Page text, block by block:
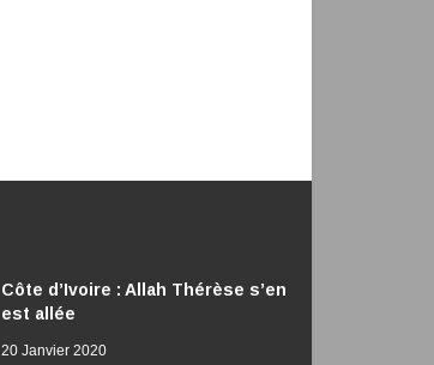
Côte d’Ivoire : Allah Thérèse s’en
est allée
20 Janvier 2020